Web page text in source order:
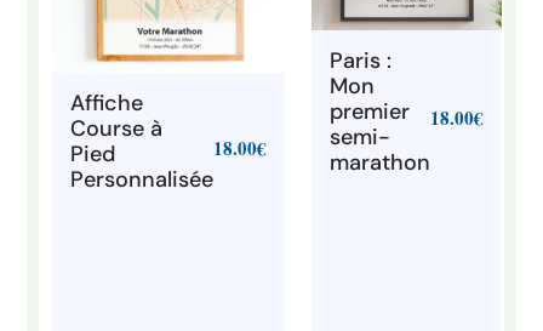
Affiche
Course à
Pied
Personnalisée
18.00€
Paris :
Mon
premier
semi-
marathon
18.00€